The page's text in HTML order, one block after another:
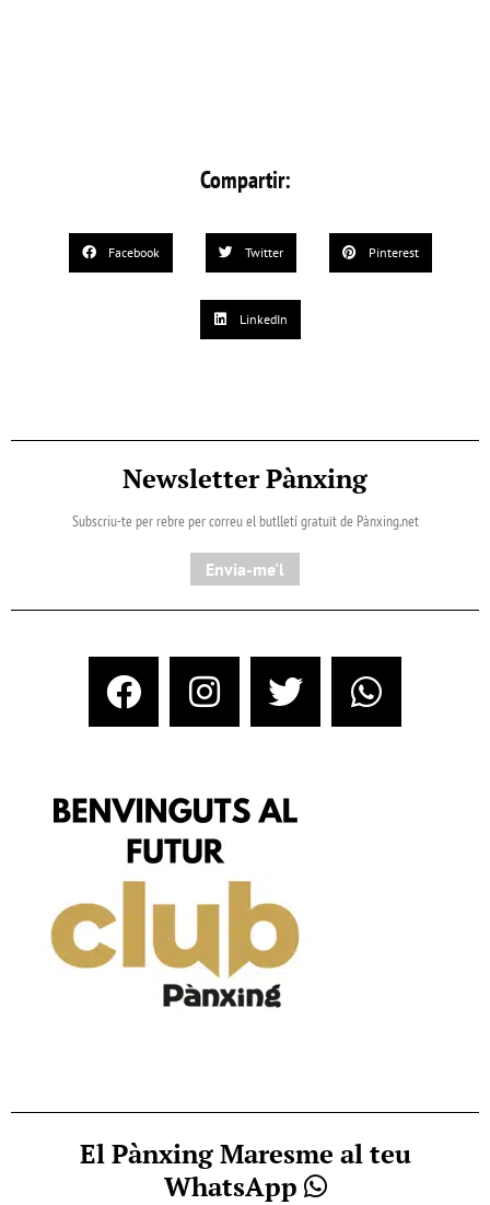
Compartir:
Facebook Twitter Pinterest
LinkedIn
Newsletter Pànxing
Subscriu-te per rebre per correu el butlletí gratuït de Pànxing.net​
Envia-me'l
El Pànxing Maresme al teu
WhatsApp